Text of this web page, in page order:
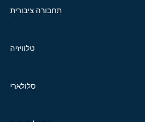
תחבורה ציבורית
טלוויזיה
סלולארי